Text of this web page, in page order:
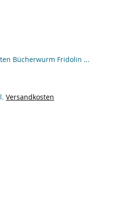
Bücherwurm Fridolin ...
Versandkosten